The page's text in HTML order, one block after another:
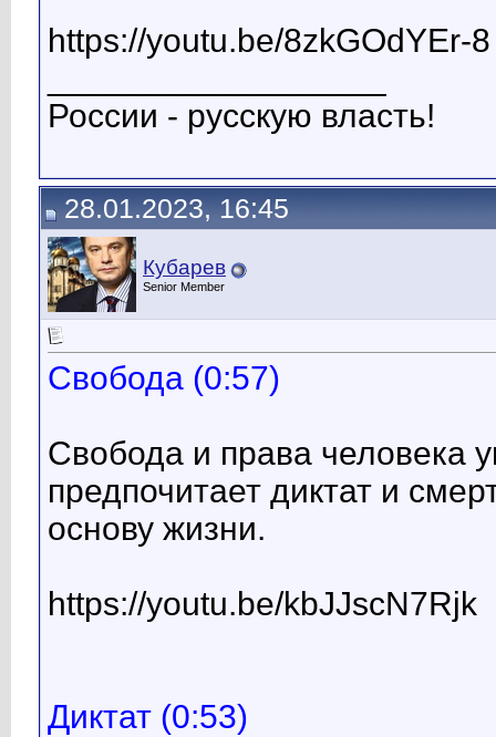
https://youtu.be/8zkGOdYEr-8
России - русскую власть!
28.01.2023, 16:45
Кубарев
Senior Member
Свобода (0:57)
Свобода и права человека
предпочитает диктат и
основу жизни.
https://youtu.be/kbJJscN7Rjk
Диктат (0:53)